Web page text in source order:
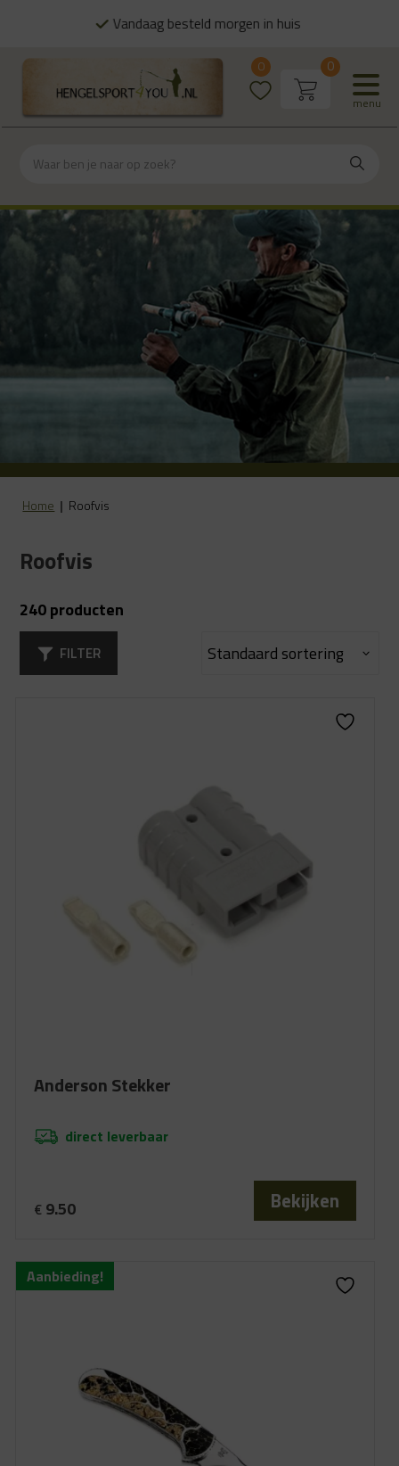
Vandaag besteld morgen in huis
menu
0 0
Home | Roofvis
Roofvis
240 producten
FILTER
Anderson Stekker
direct leverbaar
€ 9.50 Bekijken
Aanbieding!